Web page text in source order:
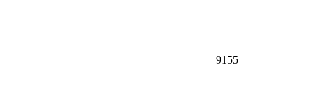
9155